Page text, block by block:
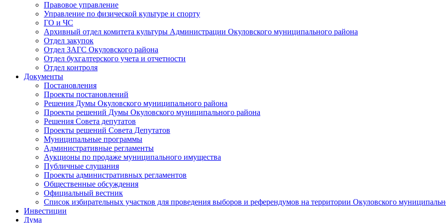
Правовое управление
Управление по физической культуре и спорту
ГО и ЧС
Архивный отдел комитета культуры Администрации Окуловского муниципального района
Отдел закупок
Отдел ЗАГС Окуловского района
Отдел бухгалтерского учета и отчетности
Отдел контроля
Документы
Постановления
Проекты постановлений
Решения Думы Окуловского муниципального района
Проекты решений Думы Окуловского муниципального района
Решения Совета депутатов
Проекты решений Совета Депутатов
Муниципальные программы
Административные регламенты
Аукционы по продаже муниципального имущества
Публичные слушания
Проекты административных регламентов
Общественные обсуждения
Официальный вестник
Список избирательных участков для проведения выборов и референдумов на территории Окуловского
Инвестиции
Дума